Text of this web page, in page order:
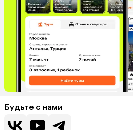
Будьте с нами